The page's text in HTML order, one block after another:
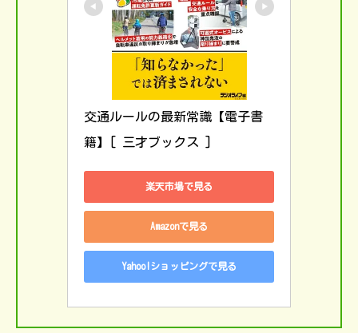
交通ルールの最新常識【電子書
籍】[ 三才ブックス ]
楽天市場で見る
Amazonで見る
Yahoo!ショッピングで見る